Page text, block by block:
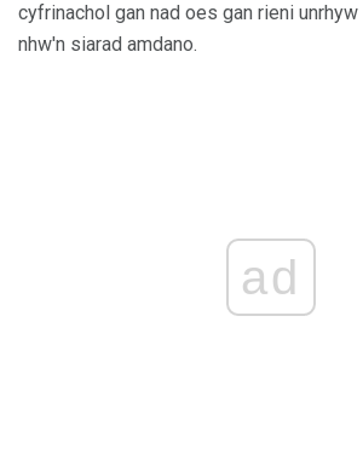
cyfrinachol gan nad oes gan rieni
nhw'n siarad amdano.
ad